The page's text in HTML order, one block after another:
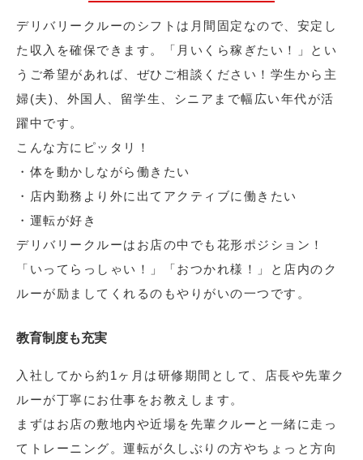
デリバリークルーのシフトは月間固定なので、安定し
た収入を確保できます。「月いくら稼ぎたい！」とい
うご希望があれば、ぜひご相談ください！学生から主
婦(夫)、外国人、留学生、シニアまで幅広い年代が活
躍中です。
こんな方にピッタリ！
・体を動かしながら働きたい
・店内勤務より外に出てアクティブに働きたい
・運転が好き
デリバリークルーはお店の中でも花形ポジション！
「いってらっしゃい！」「おつかれ様！」と店内のク
ルーが励ましてくれるのもやりがいの一つです。
教育制度も充実
入社してから約1ヶ月は研修期間として、店長や先輩ク
ルーが丁寧にお仕事をお教えします。
まずはお店の敷地内や近場を先輩クルーと一緒に走っ
てトレーニング。運転が久しぶりの方やちょっと方向